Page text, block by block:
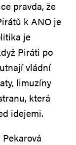
pravda, že
k ANO je
je
Piráti po
vládní
limuzíny
která
idejemi.